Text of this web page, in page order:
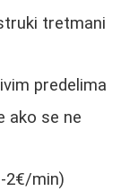
tretmani
predelima
ako se ne
2€/min)